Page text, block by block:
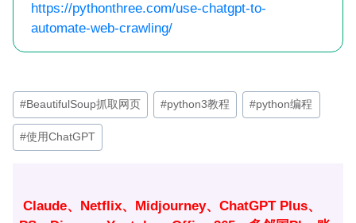
https://pythonthree.com/use-chatgpt-to-
automate-web-crawling/
文
章
标
#BeautifulSoup抓取网页 #python3教程 #python编程
#使用ChatGPT
Claude、Netflix、Midjourney、ChatGPT Plus、